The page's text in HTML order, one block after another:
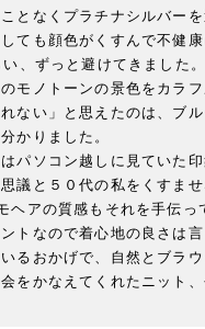
となくプラチナシルバーを
ても顔色がくすんで不健
、ずっと避けてきました。
モノトーンの景色をカラ
れない」と思えたのは、ブ
かりました。
パソコン越しに見ていた
議と５０代の私をくすませ
ヘアの質感もそれを手伝っ
トなので着心地の良さは
るおかげで、自然とブラ
をかなえてくれたニット